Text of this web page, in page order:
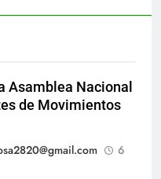
Asamblea Nacional
de Movimientos
6